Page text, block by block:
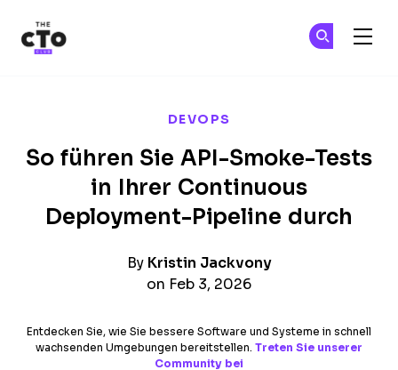
DEVOPS
So führen Sie API-Smoke-Tests
in Ihrer Continuous
Deployment-Pipeline durch
By Kristin Jackvony
on Feb 3, 2026
Entdecken Sie, wie Sie bessere Software und Systeme in schnell
wachsenden Umgebungen bereitstellen. Treten Sie unserer
Community bei